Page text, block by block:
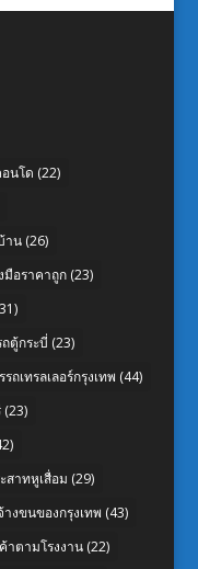
นโด (22)
าน(26)
มือราคาถูก(23)
ตู้กระบี่ (23)
ถเทรลเลอร์กรุงเทพ (44)
(23)
สาทหูเสื่อม (29)
างขนของกรุงเทพ (43)
าตามโรงงาน(22)